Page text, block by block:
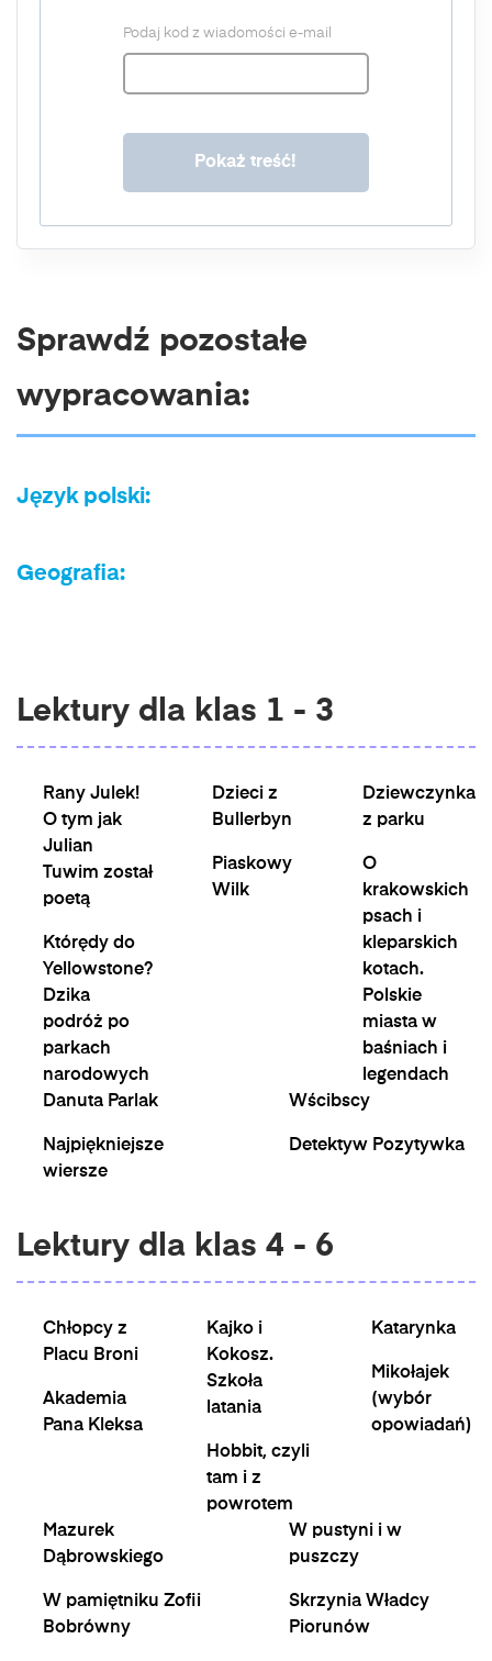
Podaj kod z wiadomości e-mail
Sprawdź pozostałe
wypracowania:
Język polski:
Geografia:
Lektury dla klas 1 - 3
Rany Julek!
O tym jak
Julian
Tuwim został
poetą
Którędy do
Yellowstone?
Dzika
podróż po
parkach
narodowych
Dzieci z
Bullerbyn
Piaskowy
Wilk
Dziewczynka
z parku
O
krakowskich
psach i
kleparskich
kotach.
Polskie
miasta w
baśniach i
legendach
Danuta Parlak
Najpiękniejsze
wiersze
Wścibscy
Detektyw Pozytywka
Lektury dla klas 4 - 6
Chłopcy z
Placu Broni
Akademia
Pana Kleksa
Kajko i
Kokosz.
Szkoła
latania
Hobbit, czyli
tam i z
powrotem
Katarynka
Mikołajek
(wybór
opowiadań)
Mazurek
Dąbrowskiego
W pamiętniku Zofii
Bobrówny
W pustyni i w
puszczy
Skrzynia Władcy
Piorunów